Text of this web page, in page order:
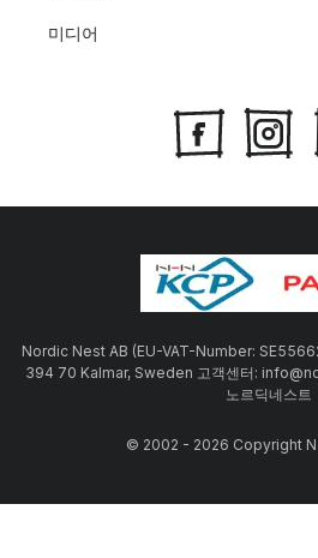
미디어
Nordic Nest AB (EU-VAT-Number:
394 70 Kalmar, Sweden 고객센터:
노르딕네스트
© 2002 - 2026 Copyright